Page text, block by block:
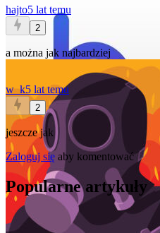
hajto5 lat temu
2
a można jak najbardziej
w_k5 lat temu
2
jeszcze jak
Zaloguj się aby komentować
Popularne artykuły